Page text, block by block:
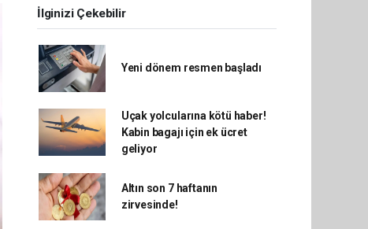
İlginizi Çekebilir
Yeni dönem resmen başladı
Uçak yolcularına kötü haber!
Kabin bagajı için ek ücret
geliyor
Altın son 7 haftanın
zirvesinde!